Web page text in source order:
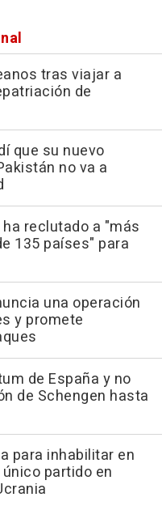
tras viajar a
de
que su nuevo
no va a
reclutado a "más
135 países" para
una operación
y promete
de España y no
de Schengen hasta
para inhabilitar en
partido en